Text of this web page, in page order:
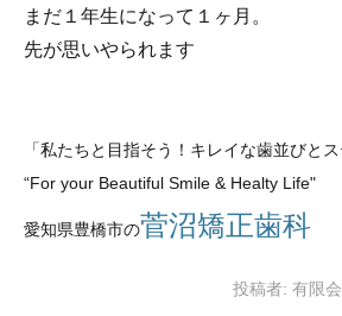
まだ１年生になって１ヶ月。
先が思いやられます
「私たちと目指そう！キレイな歯並びと
“For your Beautiful Smile & Healty Life"
愛知県豊橋市の菅沼矯正歯科
投稿者: 有限